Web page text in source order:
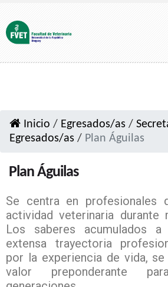
Inicio / Egresados/as /
Egresados/as / Plan Águilas
Plan Águilas
Se centra en profesionales
actividad veterinaria durante
Los saberes acumulados
extensa trayectoria
por la experiencia de vida,
valor preponderante